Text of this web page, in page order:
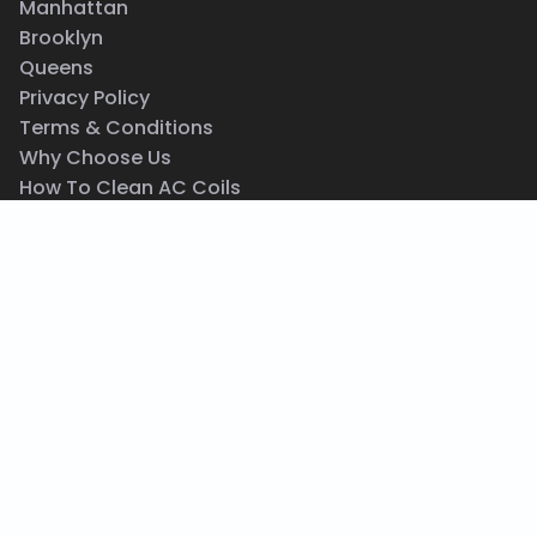
Manhattan
Brooklyn
Queens
Privacy Policy
Terms & Conditions
Why Choose Us
How To Clean AC Coils